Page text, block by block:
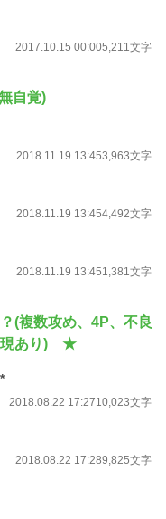
2017.10.15 00:005,211文字
自覚)
2018.11.19 13:453,963文字
2018.11.19 13:454,492文字
2018.11.19 13:451,381文字
(複数攻め、4P、不良
現あり) ★
2018.08.22 17:2710,023文字
2018.08.22 17:289,825文字